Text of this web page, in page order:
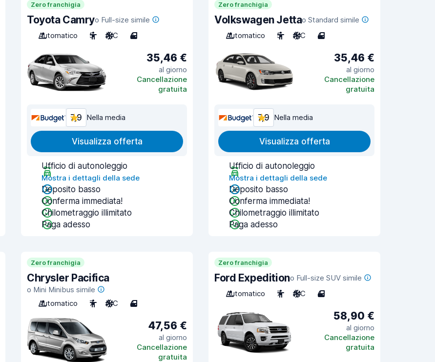
Zero franchigia
Toyota Camryo Full-size simile
Automatico
5 A/C 4
35,46 €
al giorno
Cancellazione
gratuita
7,9 Nella media
Visualizza offerta
Ufficio di autonoleggio
Mostra i dettagli della sede
Deposito basso
Conferma immediata!
Chilometraggio illimitato
Paga adesso
Zero franchigia
Volkswagen Jettao Standard simile
Automatico
5 A/C 4
35,46 €
al giorno
Cancellazione
gratuita
7,9 Nella media
Visualizza offerta
Ufficio di autonoleggio
Mostra i dettagli della sede
Deposito basso
Conferma immediata!
Chilometraggio illimitato
Paga adesso
Zero franchigia
Chrysler Pacifica
o Mini Minibus simile
Automatico
7 A/C 4
47,56 €
al giorno
Cancellazione
gratuita
Zero franchigia
Ford Expeditiono Full-size SUV simile
Automatico
7 A/C 4
58,90 €
al giorno
Cancellazione
gratuita